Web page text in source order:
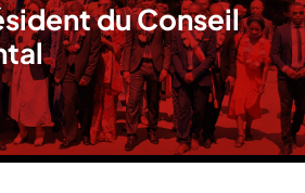
du Conseil